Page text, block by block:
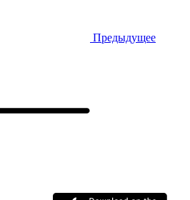
Предыдущее